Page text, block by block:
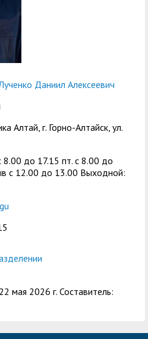
общественностью
Управление по
административно-
Сведения о доходах
образования
Центр развития
компетенций
государственных и
(законных
представителей)
отпуска обучающимся
Даниил Алексеевич
Алтай, г. Горно-Алтайск, ул.
8.00 до 17.15 пт. c 8.00 до
с 12.00 до 13.00 Выходной:
мая 2026 г. Составитель: